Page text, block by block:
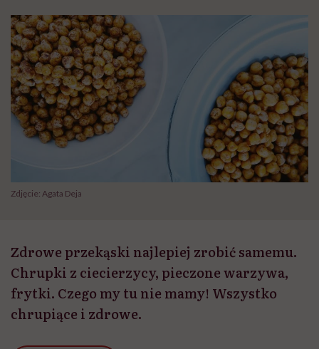
Zdjęcie: Agata Deja
Zdrowe przekąski najlepiej zrobić samemu.
Chrupki z ciecierzycy, pieczone warzywa,
frytki. Czego my tu nie mamy! Wszystko
chrupiące i zdrowe.